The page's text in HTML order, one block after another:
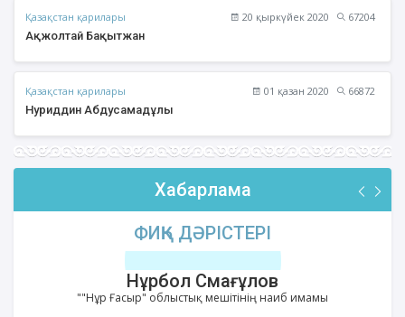
Қазақстан қарилары 20 қыркүйек 2020
67204
Ақжолтай Бақытжан
Қазақстан қарилары 01 қазан 2020
66872
Нуриддин Абдусамадұлы
Хабарлама
ФИҚҺ ДӘРІСТЕРІ
Нұрбол Смағұлов
""Нұр Ғасыр" облыстық мешітінің наиб имамы